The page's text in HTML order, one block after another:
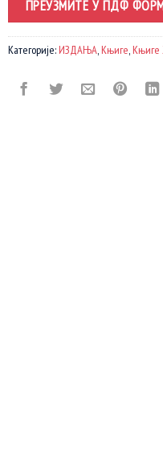
ПРЕУЗМИТЕ У ПДФ
Категорије:ИЗДАЊА,Књиге,Књиге